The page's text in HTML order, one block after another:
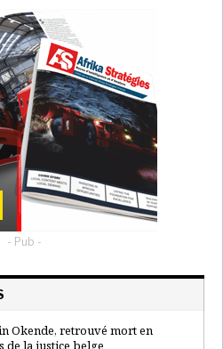
- Pub -
Okende, retrouvé mort en
de la justice belge